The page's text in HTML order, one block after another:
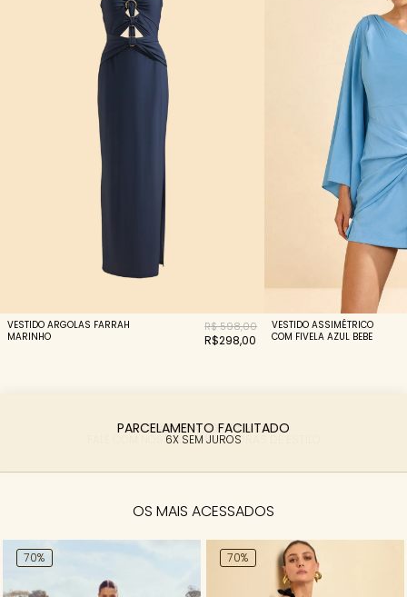
VESTIDO ARGOLAS FARRAH
MARINHO
R$ 598,00
R$298,00
VESTIDO ASSIMÉTRICO
COM FIVELA AZUL BEBE
PARCELAMENTO FACILITADO
6X SEM JUROS
OS MAIS ACESSADOS
70% 70%